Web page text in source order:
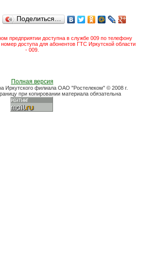
Поделиться…
предприятии доступна в службе 009 по телефону
доступа для абонентов ГТС Иркутской области
- 009.
Полная версия
Иркутского филиала ОАО "Ростелеком" © 2008 г.
при копировании материала обязательна